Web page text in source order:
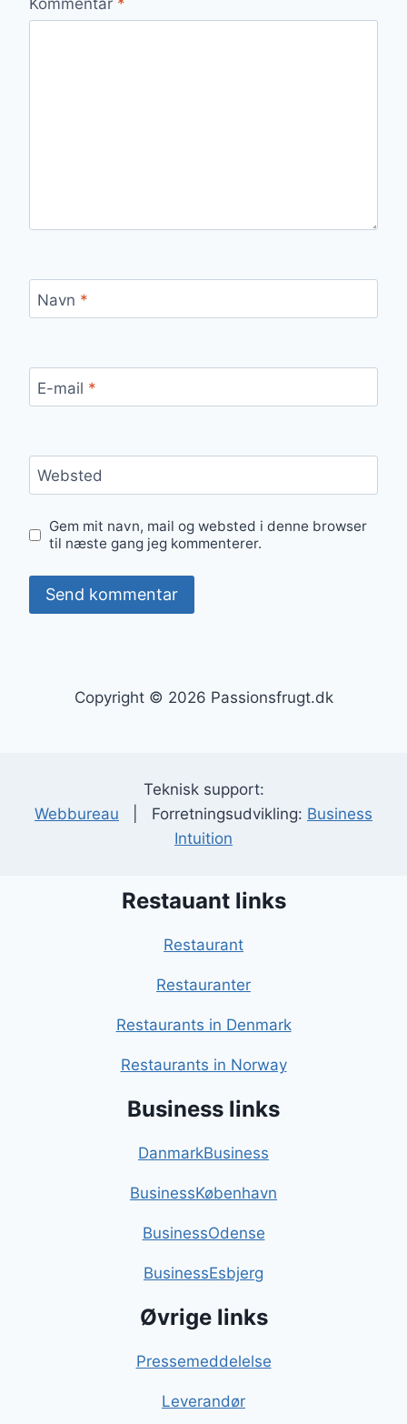
Navn *
E-mail *
Websted
Gem mit navn, mail og websted i denne browser
til næste gang jeg kommenterer.
Copyright © 2026 Passionsfrugt.dk
Teknisk support:
Webbureau | Forretningsudvikling: Business
Intuition
Restauant links
Restaurant
Restauranter
Restaurants in Denmark
Restaurants in Norway
Business links
DanmarkBusiness
BusinessKøbenhavn
BusinessOdense
BusinessEsbjerg
Øvrige links
Pressemeddelelse
Leverandør